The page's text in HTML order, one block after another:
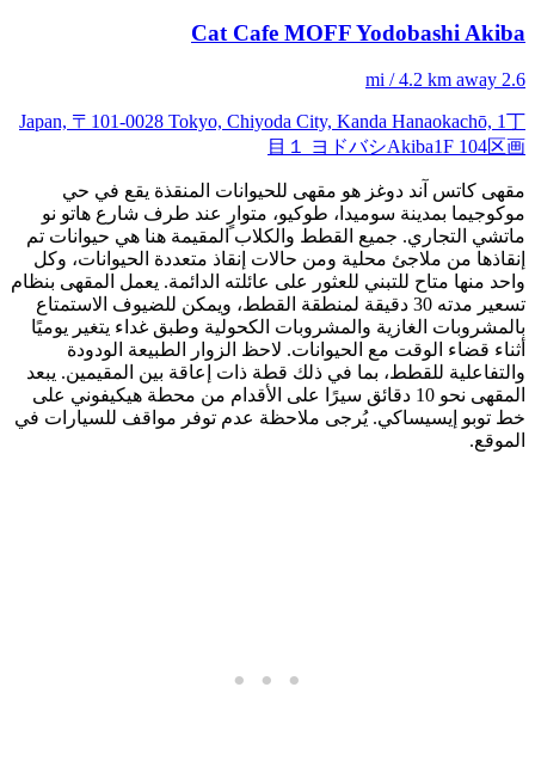
Cat Cafe MOFF Yodobashi Akiba
2.6 mi / 4.2 km away
Japan, 〒101-0028 Tokyo, Chiyoda City, Kanda Hanaokachō, 1丁
目１ ヨドバシAkiba1F 104区画
مقهى كاتس آند دوغز هو مقهى للحيوانات المنقذة يقع في حي
موكوجيما بمدينة سوميدا، طوكيو، متوارٍ عند طرف شارع هاتو نو
ماتشي التجاري. جميع القطط والكلاب المقيمة هنا هي حيوانات تم
إنقاذها من ملاجئ محلية ومن حالات إنقاذ متعددة الحيوانات، وكل
واحد منها متاح للتبني للعثور على عائلته الدائمة. يعمل المقهى بنظام
تسعير مدته 30 دقيقة لمنطقة القطط، ويمكن للضيوف الاستمتاع
بالمشروبات الغازية والمشروبات الكحولية وطبق غداء يتغير يوميًا
أثناء قضاء الوقت مع الحيوانات. لاحظ الزوار الطبيعة الودودة
والتفاعلية للقطط، بما في ذلك قطة ذات إعاقة بين المقيمين. يبعد
المقهى نحو 10 دقائق سيرًا على الأقدام من محطة هيكيفوني على
خط توبو إيسيساكي. يُرجى ملاحظة عدم توفر مواقف للسيارات في
الموقع.